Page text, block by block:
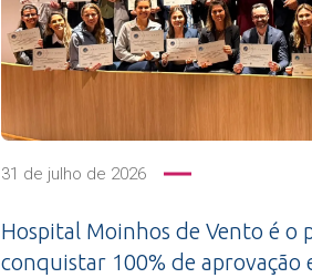
31 de julho de 2026
Hospital Moinhos de Vento é o
conquistar 100% de aprovação